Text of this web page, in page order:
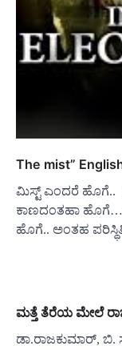
The mist”
ಮಿಸ್ಟ್ ಎಂದರೆ ಹೊಗೆ‌..
ಕಾಣದಂತಹಾ ಹೊಗೆ…
ಹೊಗೆ.. ಅಂತಹ
ಮತ್ತೆ ತೆರೆಯ ಮೇಲೆ
ಡಾ.ರಾಜಕುಮಾರ್,